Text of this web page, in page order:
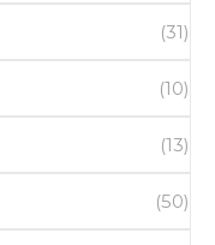
(31)
(10)
(13)
(50)